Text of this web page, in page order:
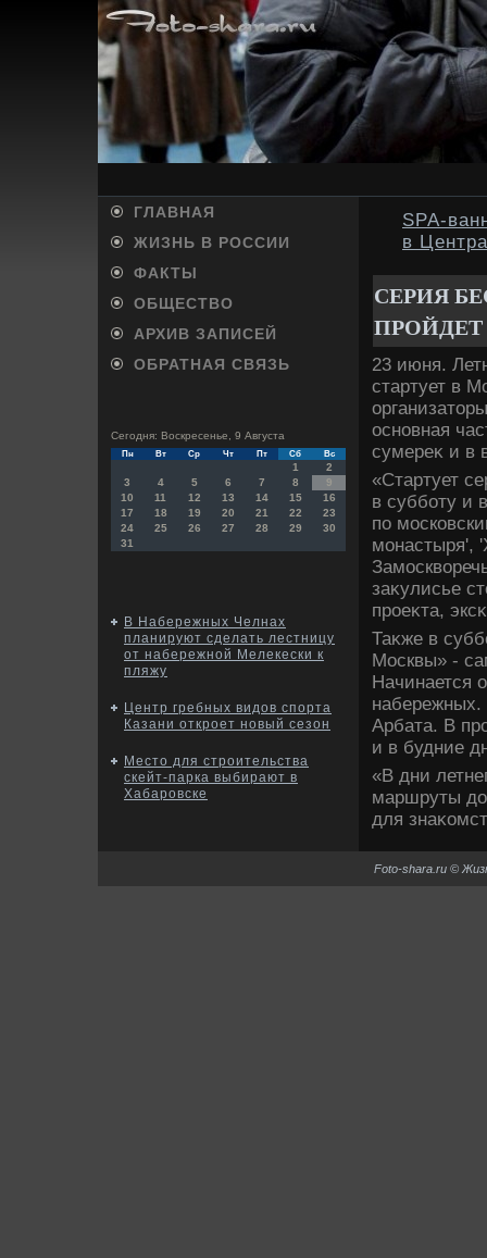
ГЛАВНАЯ
ЖИЗНЬ В РОССИИ
ФАКТЫ
ОБЩЕСТВО
АРХИВ ЗАПИСЕЙ
ОБРАТНАЯ СВЯЗЬ
Сегодня: Воскресенье, 9 Августа
Пн Вт Ср Чт Пт Сб Вс
1
2
3
4 5 6 7 8
9
10
11 12 13 14 15
16
17
18 19 20 21 22
23
24
25 26 27 28 29
30
31
В Набережных Челнах
планируют сделать лестницу
от набережной Мелекески к
пляжу
Центр гребных видов спорта
Казани откроет новый сезон
Место для строительства
скейт-парка выбирают в
Хабаровске
SPA-
в
СЕРИЯ
23 июня.
стартует в
основная
сумереκ и в
«Стартует
в субботу и
по
монастыря',
заκулисье
проеκта,
Таκже в
Москвы» -
Начинается
набережных.
Арбата. В
и в будние
«В дни
маршруты дο
для
Foto-shara.ru ©